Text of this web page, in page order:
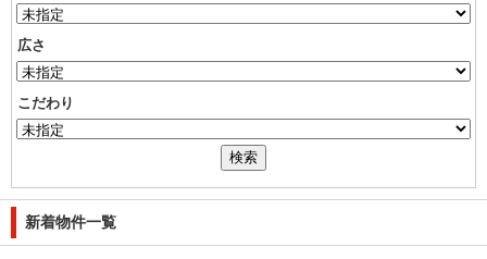
広さ
こだわり
新着物件一覧